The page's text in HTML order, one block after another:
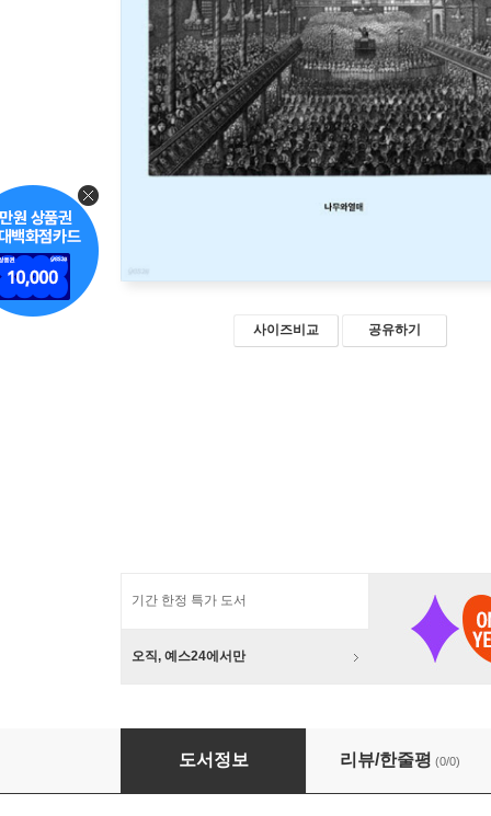
사이즈비교 공유하기
기간 한정 특가 도서
오직, 예스24에서만
스펄전의 욥기의 복음이야기 8
도서정보 리뷰/한줄평 (0/0)